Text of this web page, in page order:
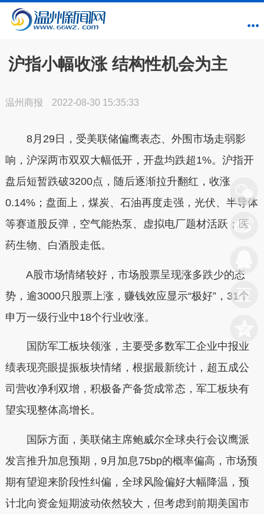
沪指小幅收涨 结构性机会为主
温州商报 2022-08-30 15:35:33
8月29日，受美联储偏鹰表态、外围市场走弱影
响，沪深两市双双大幅低开，开盘均跌超1%。沪指开
盘后短暂跌破3200点，随后逐渐拉升翻红，收涨
0.14%；盘面上，煤炭、石油再度走强，光伏、半导体
等赛道股反弹，空气能热泵、虚拟电厂题材活跃；医
药生物、白酒股走低。
A股市场情绪较好，市场股票呈现涨多跌少的态
势，逾3000只股票上涨，赚钱效应显示“极好”，31个
申万一级行业中18个行业收涨。
国防军工板块领涨，主要受多数军工企业中报业
绩表现亮眼提振板块情绪，根据最新统计，超五成公
司营收净利双增，积极备产备货成常态，军工板块有
望实现整体高增长。
国际方面，美联储主席鲍威尔全球央行会议鹰派
发言推升加息预期，9月加息75bp的概率偏高，市场预
期有望迎来阶段性纠偏，全球风险偏好大幅降温，预
计北向资金短期波动依然较大，但考虑到前期美国市